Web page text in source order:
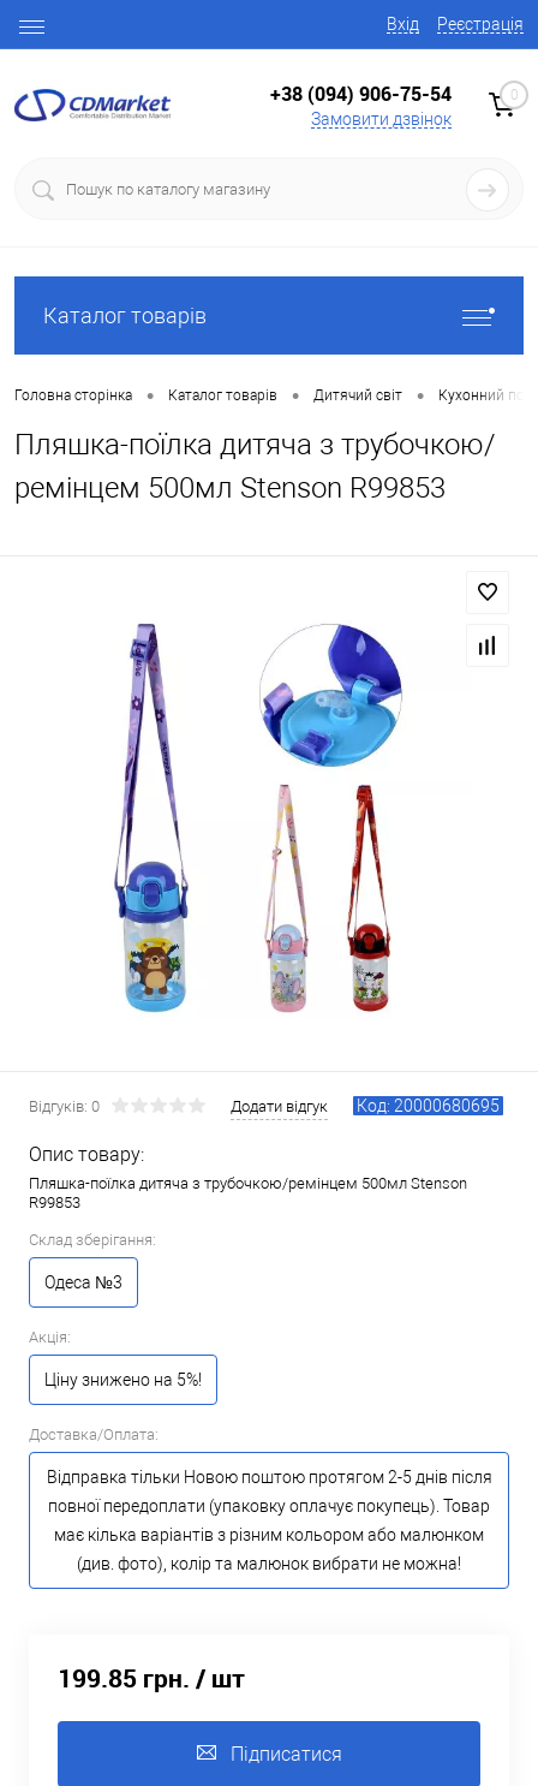
Вхід Реєстрація
+38 (094) 906-75-54
Замовити дзвінок
0
Каталог товарів
Головна сторінка • Каталог товарів • Дитячий світ • Кухонний
Пляшка-поїлка дитяча з трубочкою/
ремінцем 500мл Stenson R99853
Відгуків: 0 Додати відгук Код: 20000680695
Опис товару:
Пляшка-поїлка дитяча з трубочкою/ремінцем 500мл Stenson
R99853
Склад зберігання:
Одеса №3
Акція:
Ціну знижено на 5%!
Доставка/Оплата:
Відправка тільки Новою поштою протягом 2-5 днів після
повної передоплати (упаковку оплачує покупець). Товар
має кілька варіантів з різним кольором або малюнком
(див. фото), колір та малюнок вибрати не можна!
199.85 грн. / шт
Підписатися